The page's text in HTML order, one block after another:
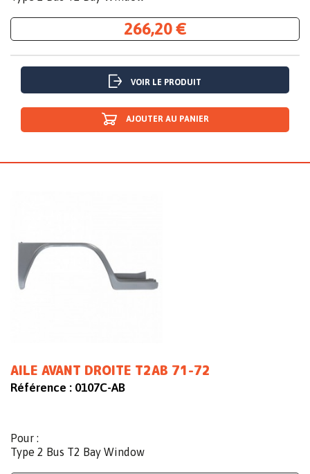
266,20 €
VOIR LE PRODUIT
AJOUTER AU PANIER
AILE AVANT DROITE T2AB 71-72
Référence : 0107C-AB
Pour :
Type 2 Bus T2 Bay Window